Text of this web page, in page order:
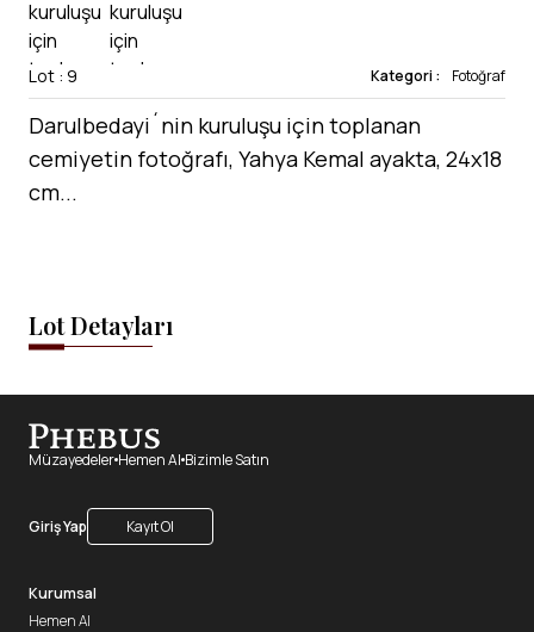
Lot : 9 Kategori : Fotoğraf
Darulbedayi´nin kuruluşu için toplanan
cemiyetin fotoğrafı, Yahya Kemal ayakta, 24x18
cm...
Lot Detayları
Müzayedeler Hemen Al Bizimle Satın
Giriş Yap Kayıt Ol
Kurumsal
Hemen Al